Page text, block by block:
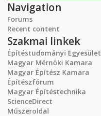
Navigation
Forums
Recent content
Szakmai linkek
Építéstudományi Egyesület
Magyar Mérnöki Kamara
Magyar Építész Kamara
Építészfórum
Magyar Építéstechnika
ScienceDirect
Műszeroldal